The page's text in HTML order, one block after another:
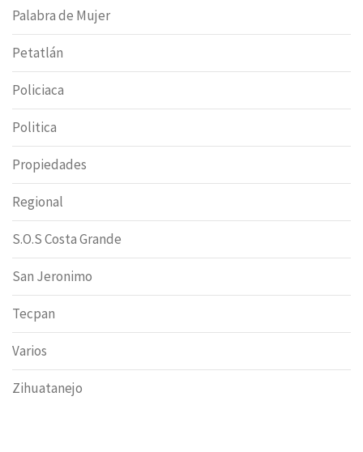
Palabra de Mujer
Petatlán
Policiaca
Politica
Propiedades
Regional
S.O.S Costa Grande
San Jeronimo
Tecpan
Varios
Zihuatanejo